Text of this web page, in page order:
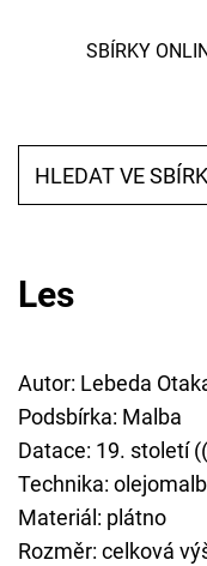
SBÍRKY
Les
Autor: Lebeda
Podsbírka: Malba
Datace: 19. století
Technika:
Materiál: plátno
Rozměr: celková